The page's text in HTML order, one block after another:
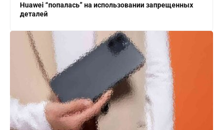
Huawei “попалась” на использовании запрещенных
деталей